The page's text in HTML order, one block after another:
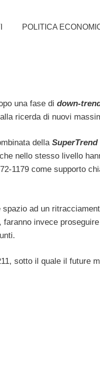
POLITICA
una fase di down-
ricerda di nuovi
della SuperTrend
nello stesso livello
1179 come supporto
ad un
faranno invece
sotto il quale il future